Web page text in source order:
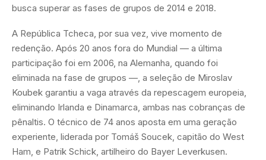
busca superar as fases de grupos de 2014 e 2018.
A República Tcheca, por sua vez, vive momento de
redenção. Após 20 anos fora do Mundial — a última
participação foi em 2006, na Alemanha, quando foi
eliminada na fase de grupos —, a seleção de Miroslav
Koubek garantiu a vaga através da repescagem europeia,
eliminando Irlanda e Dinamarca, ambas nas cobranças de
pênaltis. O técnico de 74 anos aposta em uma geração
experiente, liderada por Tomáš Soucek, capitão do West
Ham, e Patrik Schick, artilheiro do Bayer Leverkusen.